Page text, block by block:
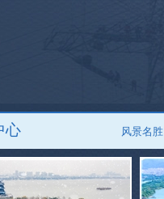
心 风景名胜